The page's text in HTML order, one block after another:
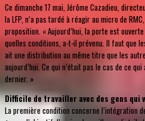
Ce dimanche 17 mai, Jérôme Cazadieu,
la LFP, n’a pas tardé à réagir au micro de
proposition. « Aujourd’hui, la porte est
quelles conditions, a-t-il prévenu. Il faut que
ait une distribution au même titre que les
aujourd’hui. Ce qui n’était pas le cas de ce
dernier. »
Difficile de travailler avec des gens qui
La première condition concerne l’intégration